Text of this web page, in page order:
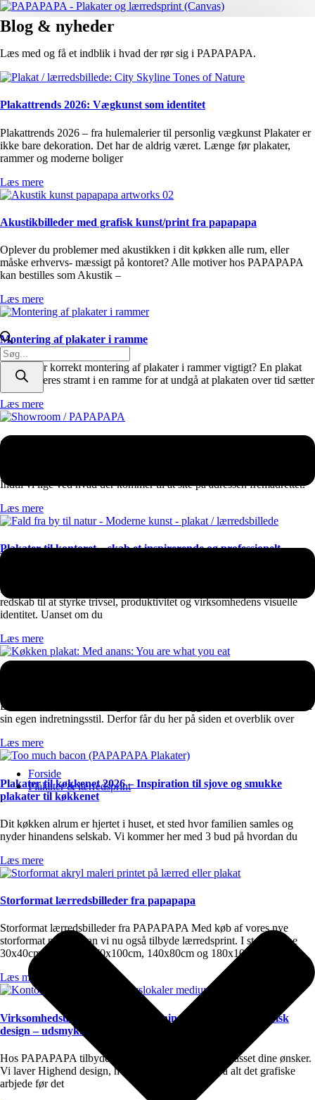
Products
search
Forside
Plakater & lærredsprint
Blog & nyheder
Læs med og få et indblik i hvad der rør sig i PAPAPAPA.
Plakattrends 2026: Vægkunst som identitet
Plakattrends 2026 – fra hulemalerier til personlig vægkunst Plakater er
ikke bare dekoration. Det har de aldrig været. Længe før plakater,
rammer og moderne boliger
Læs mere
Akustikbilleder med grafisk kunst/print fra papapapa
Oplever du problemer med akustikken i dit køkken alle rum, eller
måske erhvervs- mæssigt på kontoret? Alle motiver hos PAPAPAPA
kan bestilles som Akustik –
Læs mere
Montering af plakater i ramme
Hvorfor er korrekt montering af plakater i rammer vigtigt? En plakat
skal monteres stramt i en ramme for at undgå at plakaten over tid sætter
Læs mere
Søger du et galleri / kunst i Randers?
Indtil vi lige ved hvad der kommer til at ske på adressen fremadrettet.
Læs mere
Plakater til kontoret – skab et inspirerende og professionelt
arbejdsmiljø
Plakater til kontoret er mere end blot dekoration. De er et aktivt
redskab til at styrke trivsel, produktivitet og virksomhedens visuelle
identitet. Uanset om du
Læs mere
Det kan være svært at vælge motiver til væggen, hvis man ikke kender
sin egen indretningsstil. Derfor får du her på siden et overblik over
Læs mere
Plakater til køkkenet 2026 – Inspiration til sjove og smukke
plakater til køkkenet
Dit køkken alrum er hjertet i huset, et sted hvor familien samles og
nyder hinandens selskab. Vi kommer her med 3 bud på hvordan du
Læs mere
Storformat lærredsbilleder fra papapapa
Storformat lærredsbilleder fra PAPAPAPA Med køb af vores nye
storformat printer, kan vi nu også tilbyde lærredsprint. I størrelserne
30x40cm, 50x70cm, 70x100cm, 140x80cm og 180x100cm.
Læs mere
Virksomhedsudsmykning – indretning af kontor med grafisk
design – udsmykning af erhverv
Hos PAPAPAPA tilbyder vi unikt grafisk design, tilpasset dine ønsker.
Vi laver Highend design, hvor du køre korrektur på alt det grafiske
arbjede før det